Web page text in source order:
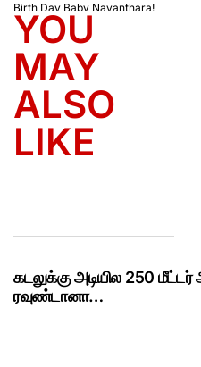
Birth Day Baby Nayanthara!
அறம், நயன்தாரா
லேடி சூப்பர் ஸ்டார்
YOU
MAY
ALSO
LIKE
கடலுக்கு அடியில 250
ரவுண்டானா…